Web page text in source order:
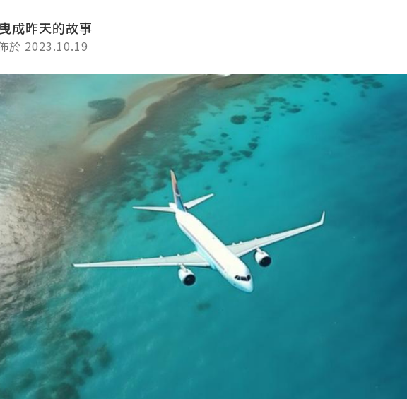
成昨天的故事
於 2023.10.19